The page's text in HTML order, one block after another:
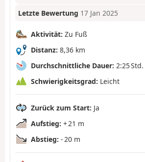
Letzte Bewertung 17 Jan 2025
Aktivität: Zu Fuß
Distanz: 8,36 km
Durchschnittliche Dauer: 2:25 Std.
Schwierigkeitsgrad: Leicht
Zurück zum Start: Ja
Aufstieg: + 21 m
Abstieg: - 20 m